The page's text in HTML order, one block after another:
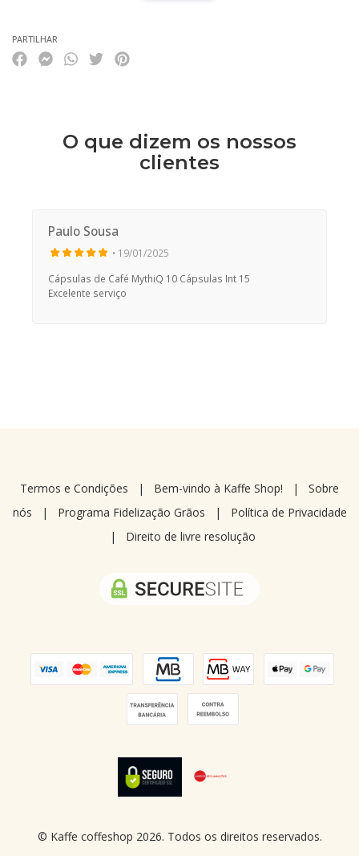
PARTILHAR
O que dizem os nossos
clientes
Paulo Sousa
• 19/01/2025
Cápsulas de Café MythiQ 10 Cápsulas Int 15
Excelente serviço
Termos e Condições | Bem-vindo à Kaffe Shop! | Sobre
nós | Programa Fidelização Grãos | Política de Privacidade
| Direito de livre resolução
© Kaffe coffeshop 2026. Todos os direitos reservados.